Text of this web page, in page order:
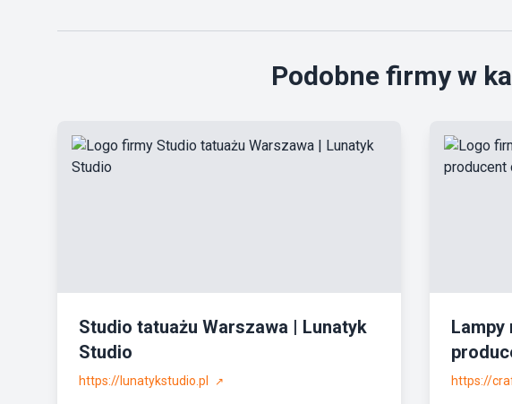
Podobne firmy w
Studio tatuażu Warszawa | Lunatyk
Studio
https://lunatykstudio.pl ↗
Lampy
https://